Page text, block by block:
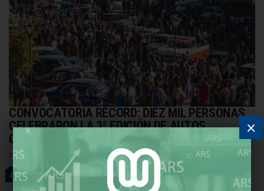
CONVOCATORIA RÉCORD: DIEZ MIL PERSONAS
CELEBRARON LA 3ª EDICIÓN DE AUTOS
CLÁSICOS EN JOSÉ C. PAZ
porREDACCIÓN
ECONOMÍA 28 DE SEPTIEMBRE DE 2025
×